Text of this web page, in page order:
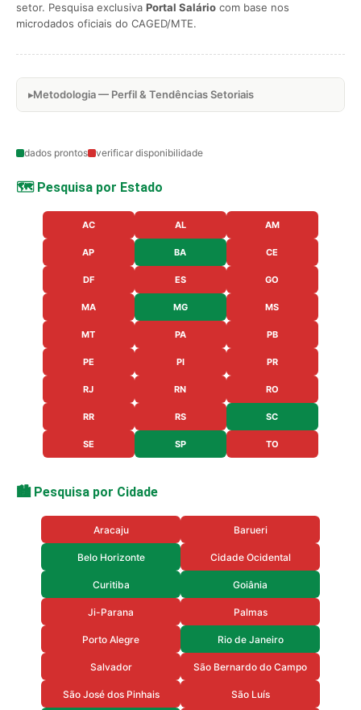
setor. Pesquisa exclusiva Portal Salário com base nos
microdados oficiais do CAGED/MTE.
Metodologia — Perfil & Tendências Setoriais
dados prontos verificar disponibilidade
🗺️ Pesquisa por Estado
AC AL AM
AP BA CE
DF ES GO
MA MG MS
MT PA PB
PE PI PR
RJ RN RO
RR RS SC
SE SP TO
🏙️ Pesquisa por Cidade
Aracaju Barueri
Belo Horizonte Cidade Ocidental
Curitiba Goiânia
Ji-Parana Palmas
Porto Alegre Rio de Janeiro
Salvador São Bernardo do Campo
São José dos Pinhais São Luís